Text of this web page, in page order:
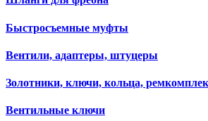
Быстросъемные муфты
Вентили, адаптеры, штуцеры
Золотники, ключи, кольца,
Вентильные ключи